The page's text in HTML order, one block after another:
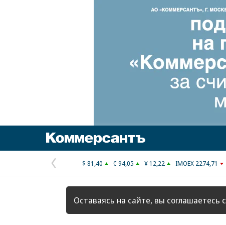
Предыдущая
страница
$ 81,40 € 94,05 ¥ 12,22 IMOEX 2274,71
Оставаясь на сайте, вы соглашаетесь с